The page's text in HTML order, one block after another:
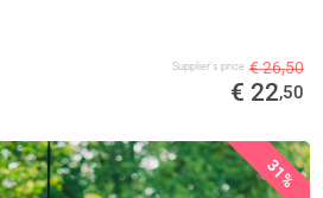
Supplier's price € 26,50
€ 22,50
31%